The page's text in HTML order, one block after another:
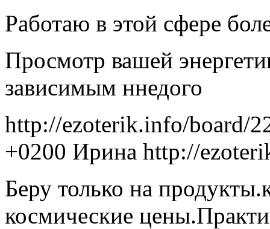
Работаю в этой сфере
Просмотр вашей
зависимым ннедого
http://ezoterik.info/board/
+0200 Ирина http://
Беру только на
космические